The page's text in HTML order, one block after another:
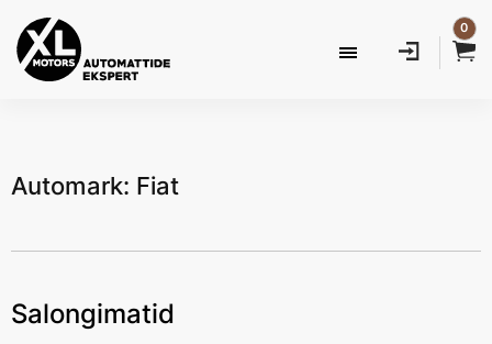
0
Automark: Fiat
Salongimatid